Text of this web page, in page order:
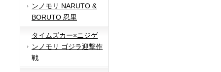
ンノモリ NARUTO &
BORUTO 忍里
タイムズカー×ニジゲ
ンノモリ ゴジラ迎撃作
戦